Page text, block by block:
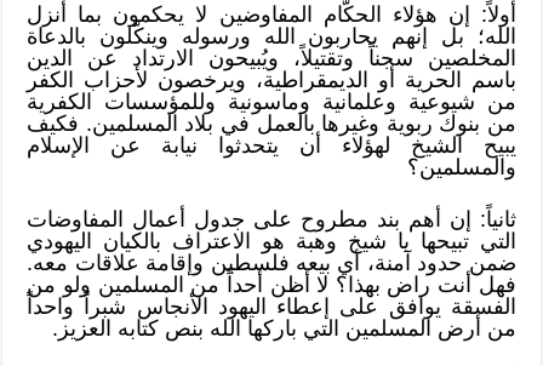
أولاً: إن هؤلاء الحكّام المفاوضين لا يحكمون بما أنزل
الله؛ بل إنهم يحاربون الله ورسوله وينكّلون بالدعاة
المخلصين سجناً وتقتيلاً، ويُبيحون الارتداد عن الدين
باسم الحرية أو الديمقراطية، ويرخصون لأحزاب الكفر
من شيوعية وعلمانية وماسونية وللمؤسسات الكفرية
من بنوك ربوية وغيرها بالعمل في بلاد المسلمين. فكيف
يبيح الشيخ لهؤلاء أن يتحدثوا نيابة عن الإسلام
والمسلمين؟
ثانياً: إن أهم بند مطروح على جدول أعمال المفاوضات
التي تبيحها يا شيخ وهبة هو الاعتراف بالكيان اليهودي
ضمن حدود آمنة، أي بيعه فلسطين وإقامة علاقات معه.
فهل أنت راض بهذا؟ لا أظن أحداً من المسلمين ولو من
الفسقة يوافق على إعطاء اليهود الأنجاس شبراً واحداً
من أرض المسلمين التي باركها الله بنص كتابه العزيز.